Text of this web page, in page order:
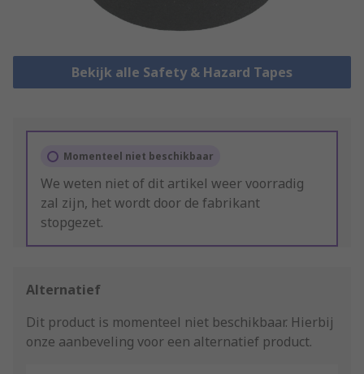
Bekijk alle Safety & Hazard Tapes
Momenteel niet beschikbaar
We weten niet of dit artikel weer voorradig
zal zijn, het wordt door de fabrikant
stopgezet.
Alternatief
Dit product is momenteel niet beschikbaar. Hierbij
onze aanbeveling voor een alternatief product.